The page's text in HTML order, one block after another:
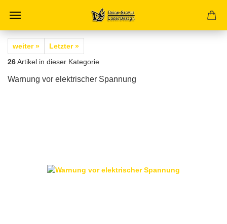
weiter »
Letzter »
26Artikel in dieser Kategorie
Warnung vor elektrischer Spannung